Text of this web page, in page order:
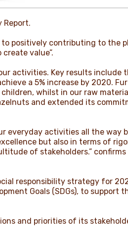
Report.
positively contributing to the
value”.
activities. Key results include
a 5% increase by 2020.
whilst in our raw
and extended its
everyday activities all the way
but also in terms of
of stakeholders.” confirms
responsibility strategy for
Goals (SDGs), to support
and priorities of its